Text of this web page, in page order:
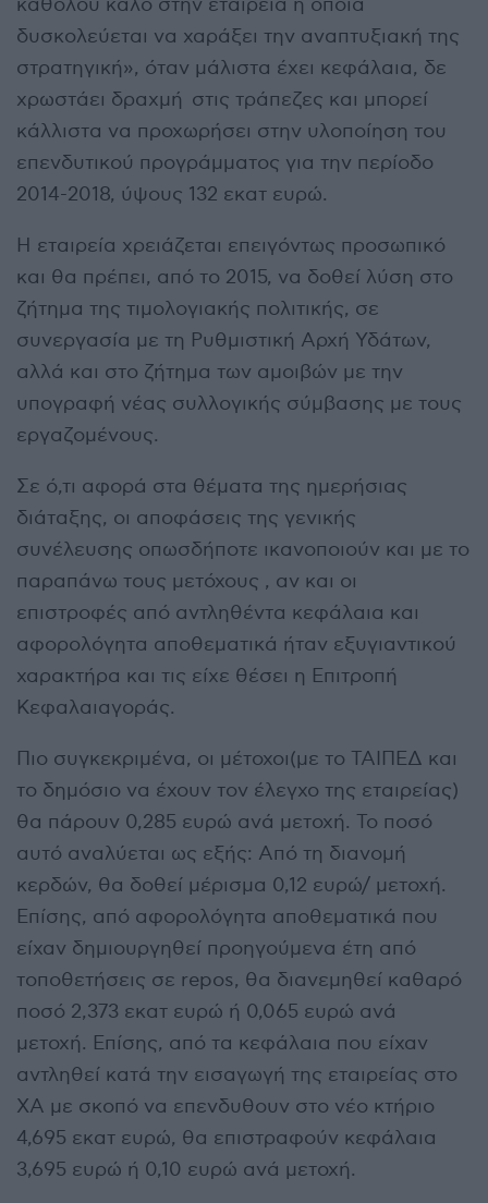
καθόλου καλό στην εταιρεία η οποία
δυσκολεύεται να χαράξει την αναπτυξιακή της
στρατηγική», όταν μάλιστα έχει κεφάλαια, δε
χρωστάει δραχμή στις τράπεζες και μπορεί
κάλλιστα να προχωρήσει στην υλοποίηση του
επενδυτικού προγράμματος για την περίοδο
2014-2018, ύψους 132 εκατ ευρώ.
Η εταιρεία χρειάζεται επειγόντως προσωπικό
και θα πρέπει, από το 2015, να δοθεί λύση στο
ζήτημα της τιμολογιακής πολιτικής, σε
συνεργασία με τη Ρυθμιστική Αρχή Υδάτων,
αλλά και στο ζήτημα των αμοιβών με την
υπογραφή νέας συλλογικής σύμβασης με τους
εργαζομένους.
Σε ό,τι αφορά στα θέματα της ημερήσιας
διάταξης, οι αποφάσεις της γενικής
συνέλευσης οπωσδήποτε ικανοποιούν και με το
παραπάνω τους μετόχους , αν και οι
επιστροφές από αντληθέντα κεφάλαια και
αφορολόγητα αποθεματικά ήταν εξυγιαντικού
χαρακτήρα και τις είχε θέσει η Επιτροπή
Κεφαλαιαγοράς.
Πιο συγκεκριμένα, οι μέτοχοι(με το ΤΑΙΠΕΔ και
το δημόσιο να έχουν τον έλεγχο της εταιρείας)
θα πάρουν 0,285 ευρώ ανά μετοχή. Το ποσό
αυτό αναλύεται ως εξής: Από τη διανομή
κερδών, θα δοθεί μέρισμα 0,12 ευρώ/ μετοχή.
Επίσης, από αφορολόγητα αποθεματικά που
είχαν δημιουργηθεί προηγούμενα έτη από
τοποθετήσεις σε repos, θα διανεμηθεί καθαρό
ποσό 2,373 εκατ ευρώ ή 0,065 ευρώ ανά
μετοχή. Επίσης, από τα κεφάλαια που είχαν
αντληθεί κατά την εισαγωγή της εταιρείας στο
ΧΑ με σκοπό να επενδυθουν στο νέο κτήριο
4,695 εκατ ευρώ, θα επιστραφούν κεφάλαια
3,695 ευρώ ή 0,10 ευρώ ανά μετοχή.